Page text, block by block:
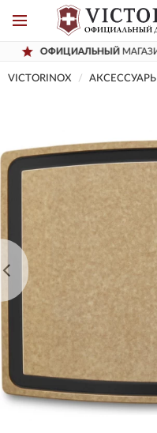
МАГАЗИН VICTORINOX
VICTORINOX AКСЕССУАРЫ